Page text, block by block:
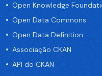
Open Knowledge
Open Data Commons
Open Data Definition
Associação CKAN
API do CKAN